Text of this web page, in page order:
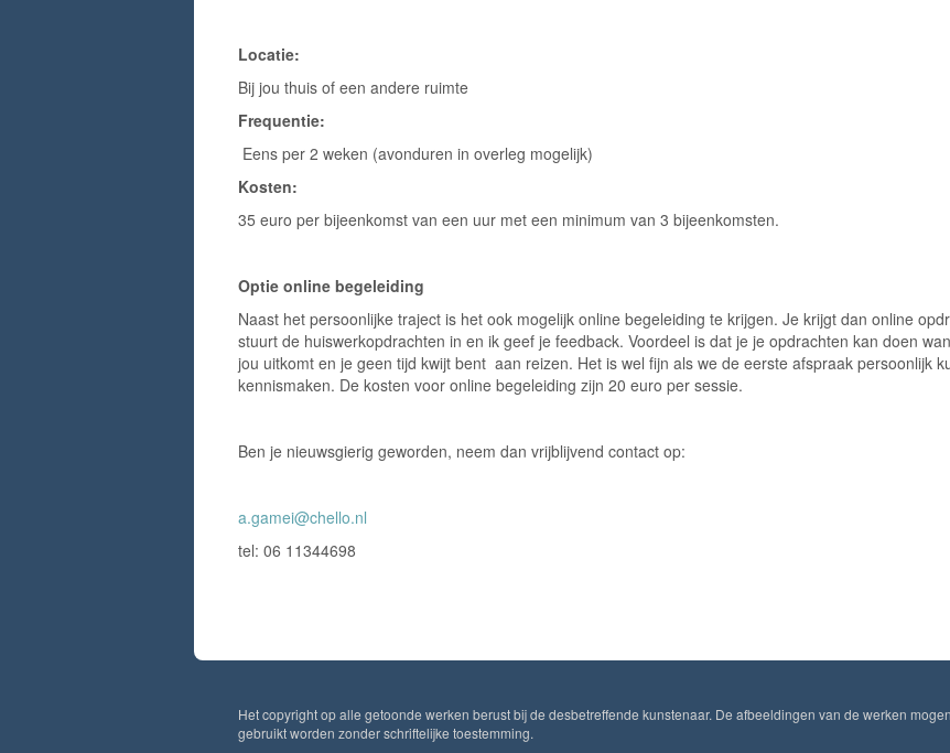
Locatie:
Bij jou thuis of een andere ruimte
Frequentie:
Eens per 2 weken (avonduren in overleg mogelijk)
Kosten:
35 euro per bijeenkomst van een uur met een minimum van 3 bijeenkomsten.
Optie online begeleiding
Naast het persoonlijke traject is het ook mogelijk online begeleiding te krijgen. Je krijgt dan online
stuurt de huiswerkopdrachten in en ik geef je feedback. Voordeel is dat je je opdrachten kan doen
jou uitkomt en je geen tijd kwijt bent aan reizen. Het is wel fijn als we de eerste afspraak persoonlijk
kennismaken. De kosten voor online begeleiding zijn 20 euro per sessie.
Ben je nieuwsgierig geworden, neem dan vrijblijvend contact op:
a.gamei@chello.nl
tel: 06 11344698
Het copyright op alle getoonde werken berust bij de desbetreffende kunstenaar. De afbeeldingen van de werken
gebruikt worden zonder schriftelijke toestemming.